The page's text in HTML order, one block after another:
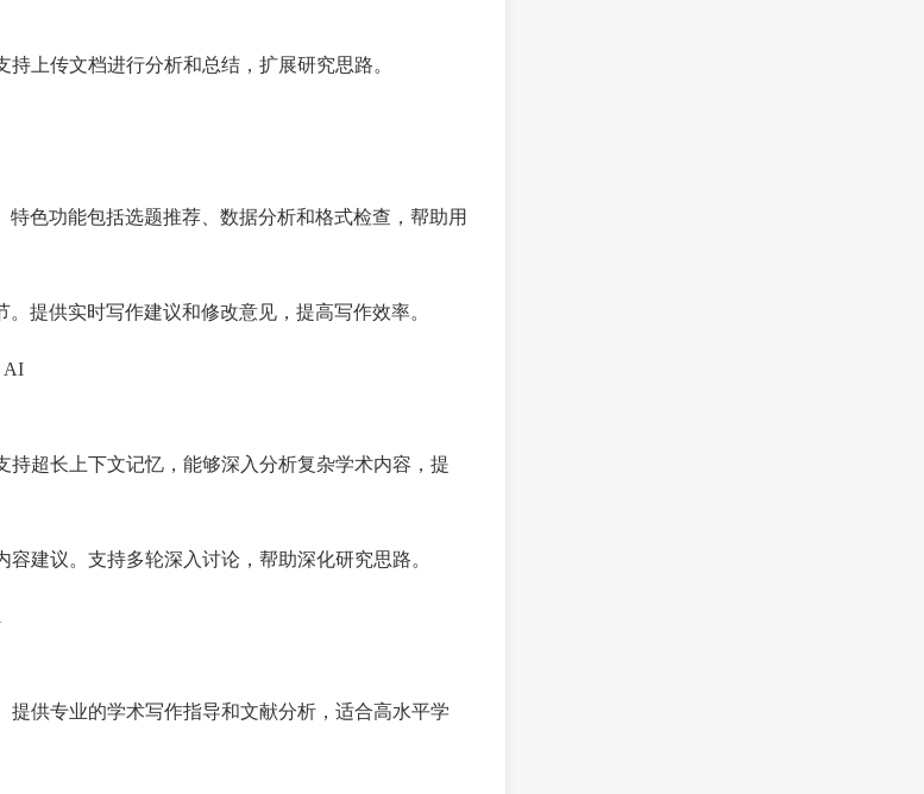
上传文档进行分析和总结，扩展研究思路。
色功能包括选题推荐、数据分析和格式检查，帮助用
提供实时写作建议和修改意见，提高写作效率。
超长上下文记忆，能够深入分析复杂学术内容，提
建议。支持多轮深入讨论，帮助深化研究思路。
供专业的学术写作指导和文献分析，适合高水平学